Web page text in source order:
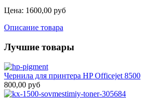
Цена: 1600,00 руб
Описание товара
Лучшие товары
Чернила для принтера HP Officejet 8500
800,00 руб